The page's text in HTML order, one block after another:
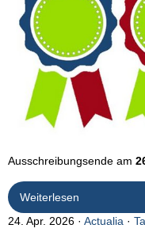
Ausschreibungsende am
Weiterlesen
24. Apr. 2026
Actualia ·